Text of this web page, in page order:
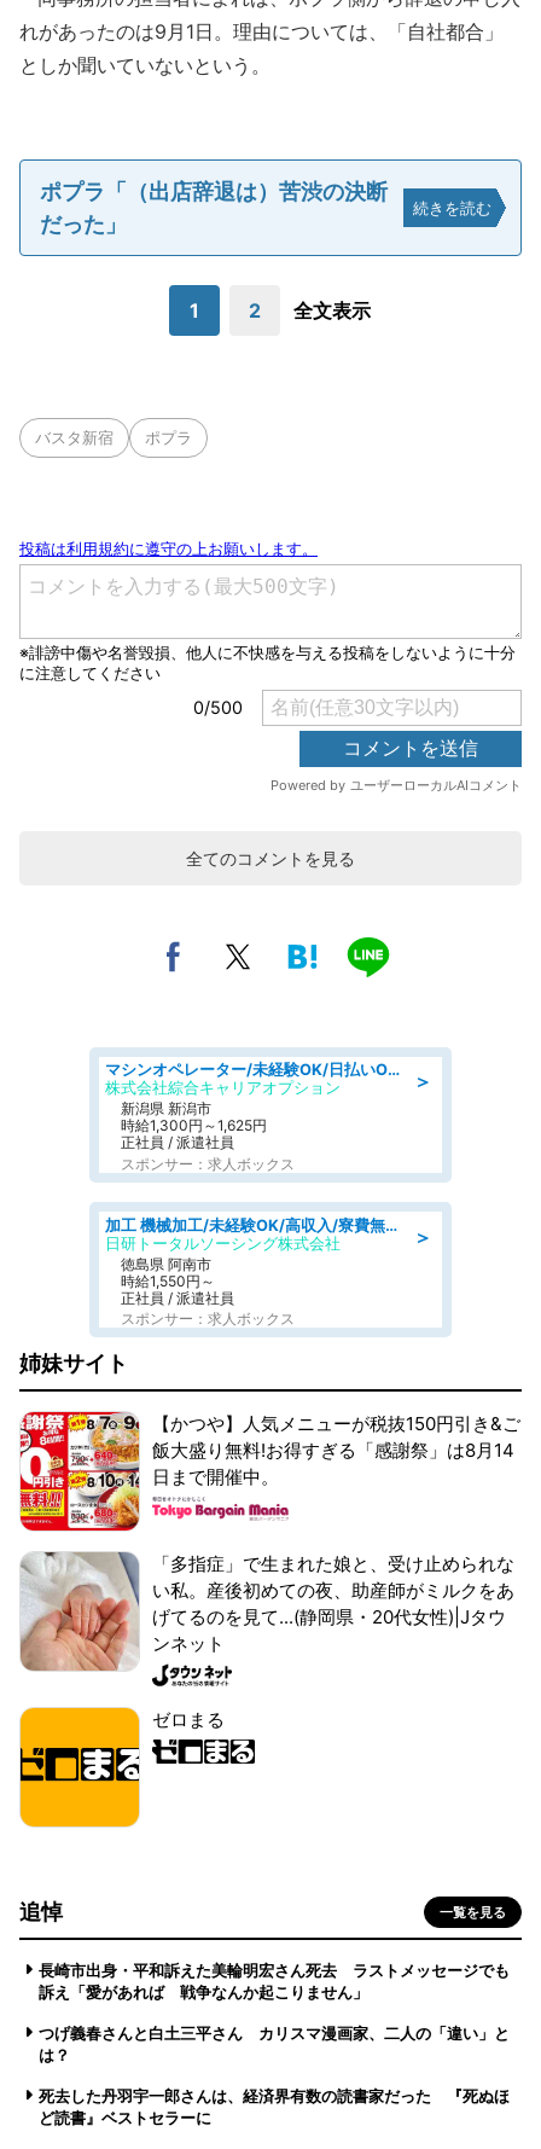
れがあったのは9月1日。理由については、「自社都合」
としか聞いていないという。
ポプラ「（出店辞退は）苦渋の決断
だった」
続きを読む
1 2 全文表示
バスタ新宿 ポプラ
全てのコメントを見る
＞
マシンオペレーター/未経験OK/日払いOK/寮費無料/交替制/20・30・40代活躍中
株式会社綜合キャリアオプション
新潟県 新潟市
時給1,300円～1,625円
正社員 / 派遣社員
スポンサー：求人ボックス
＞
加工 機械加工/未経験OK/高収入/寮費無料/交替制/20・30・40代活躍中
日研トータルソーシング株式会社
徳島県 阿南市
時給1,550円～
正社員 / 派遣社員
スポンサー：求人ボックス
姉妹サイト
【かつや】人気メニューが税抜150円引き&ご
飯大盛り無料!お得すぎる「感謝祭」は8月14
日まで開催中。
「多指症」で生まれた娘と、受け止められな
い私。産後初めての夜、助産師がミルクをあ
げてるのを見て...(静岡県・20代女性)|Jタウ
ンネット
ゼロまる
追悼 一覧を見る
長崎市出身・平和訴えた美輪明宏さん死去 ラストメッセージでも
訴え「愛があれば 戦争なんか起こりません」
つげ義春さんと白土三平さん カリスマ漫画家、二人の「違い」と
は？
死去した丹羽宇一郎さんは、経済界有数の読書家だった 『死ぬほ
ど読書』ベストセラーに